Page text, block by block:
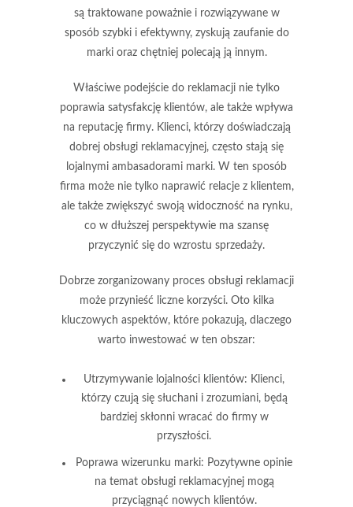
są traktowane poważnie i rozwiązywane w
sposób szybki i efektywny, zyskują zaufanie do
marki oraz chętniej polecają ją innym.
Właściwe podejście do reklamacji nie tylko
poprawia satysfakcję klientów, ale także wpływa
na reputację firmy. Klienci, którzy doświadczają
dobrej obsługi reklamacyjnej, często stają się
lojalnymi ambasadorami marki. W ten sposób
firma może nie tylko naprawić relacje z klientem,
ale także zwiększyć swoją widoczność na rynku,
co w dłuższej perspektywie ma szansę
przyczynić się do wzrostu sprzedaży.
Dobrze zorganizowany proces obsługi reklamacji
może przynieść liczne korzyści. Oto kilka
kluczowych aspektów, które pokazują, dlaczego
warto inwestować w ten obszar:
Utrzymywanie lojalności klientów: Klienci,
którzy czują się słuchani i zrozumiani, będą
bardziej skłonni wracać do firmy w
przyszłości.
Poprawa wizerunku marki: Pozytywne opinie
na temat obsługi reklamacyjnej mogą
przyciągnąć nowych klientów.